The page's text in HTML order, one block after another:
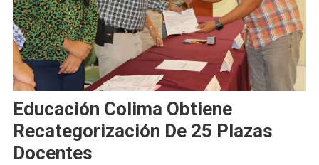
Educación Colima Obtiene
Recategorización De 25 Plazas
Docentes